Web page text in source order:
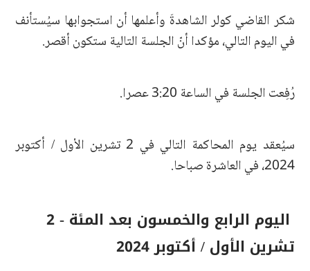
شكر القاضي كولر الشاهدةَ وأعلمها أن استجوابها سيُستأنف
في اليوم التالي، مؤكدا أنّ الجلسة التالية ستكون أقصر.
رُفِعت الجلسة في الساعة 3:20 عصرا.
سيُعقد يوم المحاكمة التالي في 2 تشرين الأول / أكتوبر
2024، في العاشرة صباحا.
اليوم الرابع والخمسون بعد المئة - 2
تشرين الأول / أكتوبر 2024